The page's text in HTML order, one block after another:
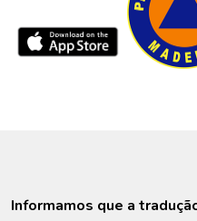
Informamos que a